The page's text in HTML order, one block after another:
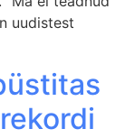
uudistest